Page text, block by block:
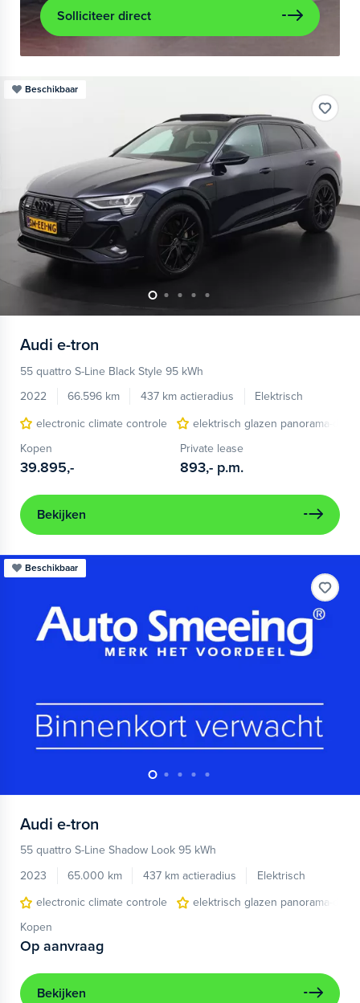
Solliciteer direct
Beschikbaar
Audi e-tron
55 quattro S-Line Black Style 95 kWh
2022
66.596 km 437 km actieradius
Elektrisch
electronic climate controle
elektrisch glazen panorama-dak
Kopen
39.895,-
Private lease
893,- p.m.
Bekijken
Beschikbaar
Audi e-tron
55 quattro S-Line Shadow Look 95 kWh
2023
65.000 km 437 km actieradius
Elektrisch
electronic climate controle
elektrisch glazen panorama-dak
Kopen
Op aanvraag
Bekijken